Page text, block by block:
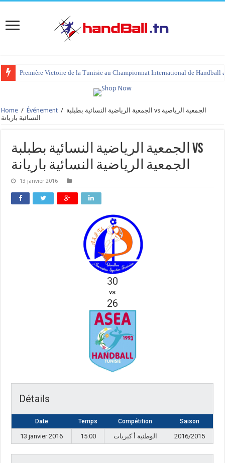
Première Victoire de la Tunisie au Championnat International de Handball
Home / Événement / الجمعية الرياضية النسائية بطبلبة vs الجمعية الرياضية
النسائية باريانة
الجمعية الرياضية النسائية بطبلبة vs
الجمعية الرياضية النسائية باريانة
13 janvier 2016
30
vs
26
Détails
Date Temps Compétition Saison
13 janvier 2016 15:00 الوطنية أ كبريات 2016/2015